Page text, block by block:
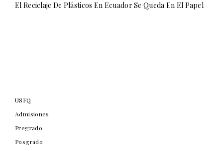
El Reciclaje De Plásticos En Ecuador Se Queda En El Papel
USFQ
Admisiones
Pregrado
Posgrado